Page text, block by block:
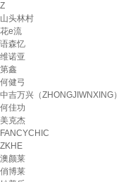
Z
山头林村
花e流
语森忆
维诺亚
第鑫
何健弓
中吉万兴（ZHONGJIWNXING）
何佳功
美克杰
FANCYCHIC
ZKHE
澳颜莱
俏博莱